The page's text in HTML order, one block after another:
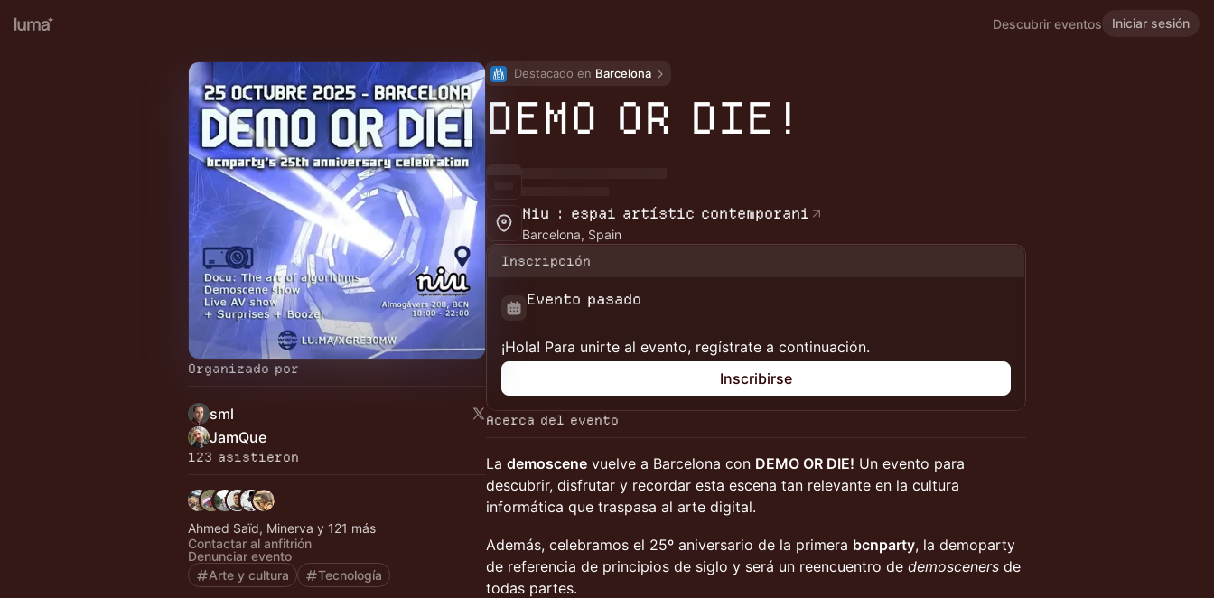
Descubrir eventos Iniciar sesión
Organizado por
sml
JamQue
123 asistieron
Ahmed Saïd, Minerva y 121 más
Contactar al anfitrión
Denunciar evento
Arte y cultura
Tecnología
Destacado en Barcelona
DEMO OR DIE!
Niu : espai artístic contemporani
Barcelona, Spain
Inscripción
Evento pasado
¡Hola! Para unirte al evento, regístrate a continuación.
Inscribirse
Acerca del evento
La demoscene vuelve a Barcelona con DEMO OR DIE! Un evento para
descubrir, disfrutar y recordar esta escena tan relevante en la cultura
informática que traspasa al arte digital.
Además, celebramos el 25º aniversario de la primera bcnparty, la demoparty
de referencia de principios de siglo y será un reencuentro de demosceners de
todas partes.